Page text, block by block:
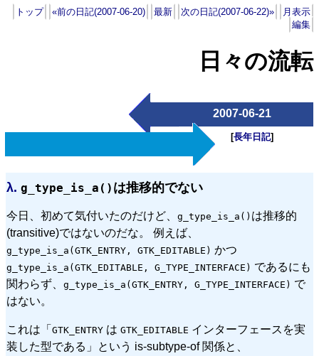
トップ «前の日記(2007-06-20) 最新 次の日記(2007-06-22)»
月表示
編集
日々の流転
2007-06-21
[長年日記]
λ. g_type_is_a() は推移的でない
今日、初めて気付いたのだけど、 g_type_is_a() は推移的
(transitive)ではないのだな。 例えば、
g_type_is_a(GTK_ENTRY, GTK_EDITABLE) かつ
g_type_is_a(GTK_EDITABLE, G_TYPE_INTERFACE) であるにも
関わらず、 g_type_is_a(GTK_ENTRY, G_TYPE_INTERFACE) で
はない。
これは「 GTK_ENTRY は GTK_EDITABLE インターフェースを実
装した型である」という is-subtype-of 関係と、